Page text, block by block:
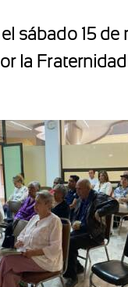
sábado 15
la